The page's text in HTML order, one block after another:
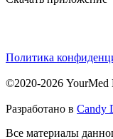
Политика
©2020-2026
Разработано в Candy
Все материалы